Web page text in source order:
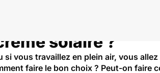
solaire ?
vous travaillez en plein air, vous
faire le bon choix ? Peut-on faire